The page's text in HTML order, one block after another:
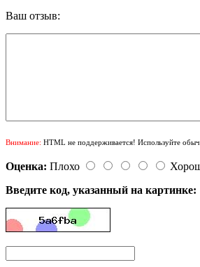
Ваш отзыв:
Внимание: HTML не поддерживается! Используйте
Оценка: Плохо
Введите код, указанный на картинке: